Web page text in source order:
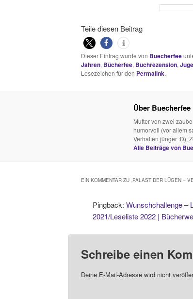
Teile diesen Beitrag
Dieser Eintrag wurde von Buecherfee
Jahren, Bücherfee, Buchrezension,
Lesezeichen für den Permalink.
Über Buecherfee
Mutter von zwei
humorvoll (vor allem
Verhalten jünger :D),
Alle Beiträge von
EIN KOMMENTAR ZU „PALAST DER LÜGEN –
Pingback:Wunschchallenge –
2021/Leseliste 2022 |
Schreibe einen
Deine E-Mail-Adresse wird nicht